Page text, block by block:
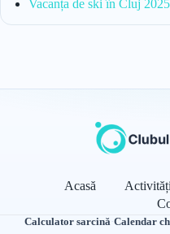
Vacanța de ski în Cluj
Acasă Activități
Calculator sarcină ·Calendar